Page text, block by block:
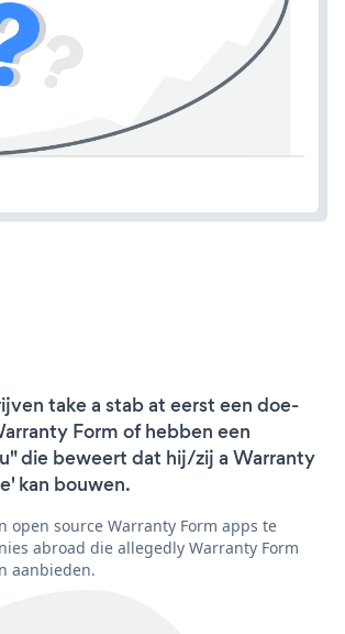
take a stab at eerst een doe-
Form of hebben een
die beweert dat hij/zij a Warranty
kan bouwen.
open source Warranty Form apps te
abroad die allegedly Warranty Form
aanbieden.